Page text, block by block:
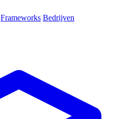
Frameworks Bedrijven